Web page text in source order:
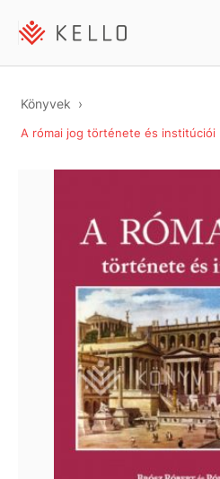
Könyvek
A római jog története és institúciói